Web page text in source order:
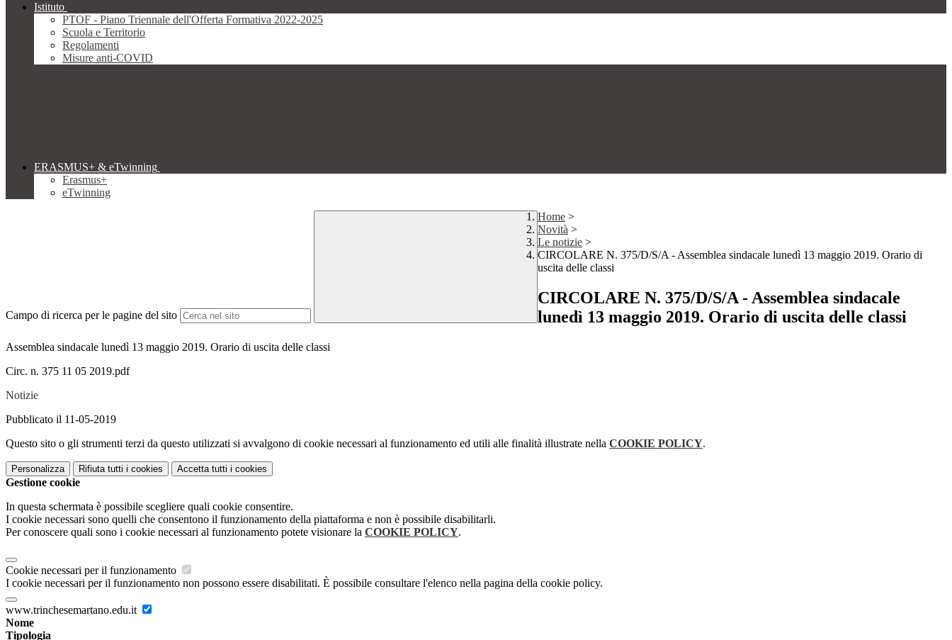
Istituto
PTOF - Piano Triennale dell'Offerta Formativa 2022-2025
Scuola e Territorio
Regolamenti
Misure anti-COVID
ERASMUS+ & eTwinning
Erasmus+
eTwinning
Campo di ricerca per le pagine del sito
Home >
Novità >
Le notizie >
CIRCOLARE N. 375/D/S/A - Assemblea sindacale lunedì 13 maggio 2019. Orario di
uscita delle classi
CIRCOLARE N. 375/D/S/A - Assemblea sindacale
lunedì 13 maggio 2019. Orario di uscita delle classi
Assemblea sindacale lunedì 13 maggio 2019. Orario di uscita delle classi
Circ. n. 375 11 05 2019.pdf
Notizie
Pubblicato il 11-05-2019
Questo sito o gli strumenti terzi da questo utilizzati si avvalgono di cookie necessari al funzionamento ed utili alle finalità illustrate nella COOKIE POLICY.
Personalizza Rifiuta tutti i cookies Accetta tutti i cookies
Gestione cookie
In questa schermata è possibile scegliere quali cookie consentire.
I cookie necessari sono quelli che consentono il funzionamento della piattaforma e non è possibile disabilitarli.
Per conoscere quali sono i cookie necessari al funzionamento potete visionare la COOKIE POLICY.
Cookie necessari per il funzionamento
I cookie necessari per il funzionamento non possono essere disabilitati. È possibile consultare l'elenco nella pagina della cookie policy.
www.trinchesemartano.edu.it
Nome
Tipologia